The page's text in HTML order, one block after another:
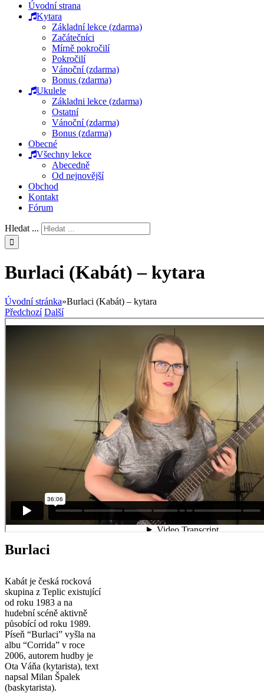
Úvodní strana
Kytara
Základní lekce (zdarma)
Začátečníci
Mírně pokročilí
Pokročilí
Vánoční (zdarma)
Bonus (zdarma)
Ukulele
Základni lekce (zdarma)
Ostatní
Vánoční (zdarma)
Bonus (zdarma)
Obecné
Všechny lekce
Abecedně
Od nejnovější
Obchod
Kontakt
Fórum
Hledat ...
Burlaci (Kabát) – kytara
Úvodní stránka»Burlaci (Kabát) – kytara
Předchozí Další
Burlaci
Kabát je česká rocková
skupina z Teplic existující
od roku 1983 a na
hudební scéně aktivně
působící od roku 1989.
Píseň “Burlaci” vyšla na
albu “Corrida” v roce
2006, autorem hudby je
Ota Váňa (kytarista), text
napsal Milan Špalek
(baskytarista).